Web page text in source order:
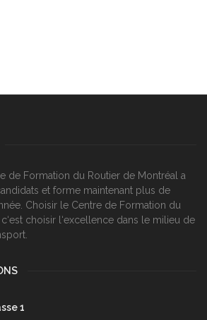
de Formation du Routier de Montréal a
et forme maintenant plus de
Choisir le Centre de Formation du
choisir l‘excellence dans le milieu de
1